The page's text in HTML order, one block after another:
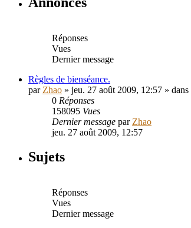
Réponses
Vues
Dernier message
Règles de bienséance.
par Zhao » jeu. 27 août 2009, 12:57 » dans
0 Réponses
158095 Vues
Dernier message par Zhao
jeu. 27 août 2009, 12:57
Sujets
Réponses
Vues
Dernier message